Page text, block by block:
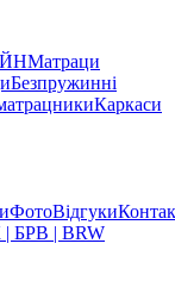
Матраци
Безпружинні
Каркаси
ФотоВідгуки
БРВ | BRW